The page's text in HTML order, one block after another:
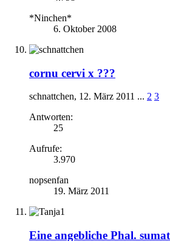
*Ninchen*
6. Oktober 2008
cornu cervi x ???
schnattchen, 12. März 2011 ... 2 3
Antworten:
25
Aufrufe:
3.970
nopsenfan
19. März 2011
Eine angebliche Phal.